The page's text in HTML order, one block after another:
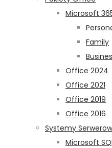
Microsoft
Family
Office 2024
Office 2021
Office 2019
Office 2016
Systemy
Microsoft